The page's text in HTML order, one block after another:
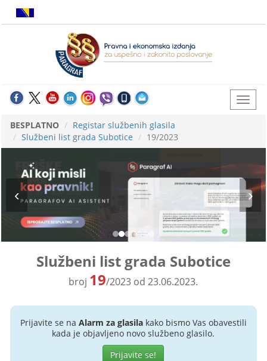
BESPLATNO
Registar službenih glasila
Službeni list grada Subotice
19/2023
Službeni list grada Subotice
broj 19/2023 od 23.06.2023.
Prijavite se na Alarm za glasilakako bismo Vas obavestili
kada je objavljeno novo službeno glasilo.
Prijavite se!